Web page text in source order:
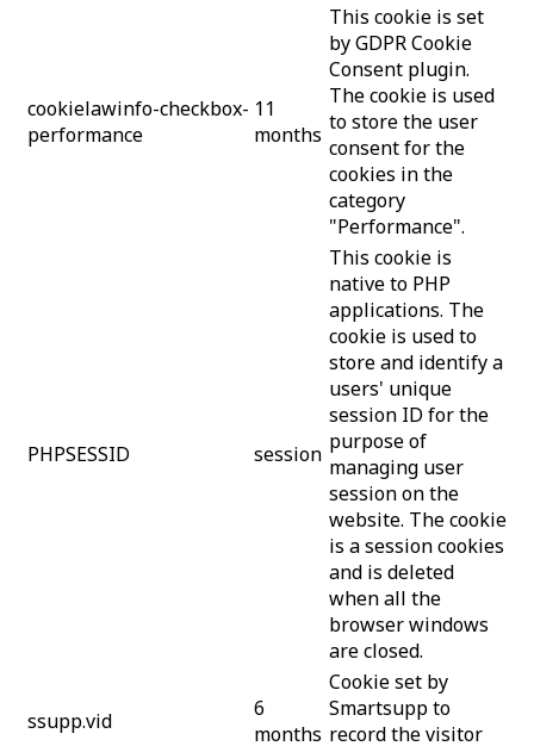
cookielawinfo-checkbox-
performance
11
months
This cookie is set
by GDPR Cookie
Consent plugin.
The cookie is used
to store the user
consent for the
cookies in the
category
"Performance".
PHPSESSID session
This cookie is
native to PHP
applications. The
cookie is used to
store and identify a
users' unique
session ID for the
purpose of
managing user
session on the
website. The cookie
is a session cookies
and is deleted
when all the
browser windows
are closed.
ssupp.vid
6
months
Cookie set by
Smartsupp to
record the visitor